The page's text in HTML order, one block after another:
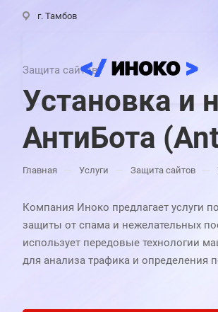
г. Тамбов
Защита сайтов
Установка и
АнтиБота
Главная — Услуги — Защита сайтов —
Компания Иноко предлагает услуги
защиты от спама и нежелательных
использует передовые технологии
для анализа трафика и